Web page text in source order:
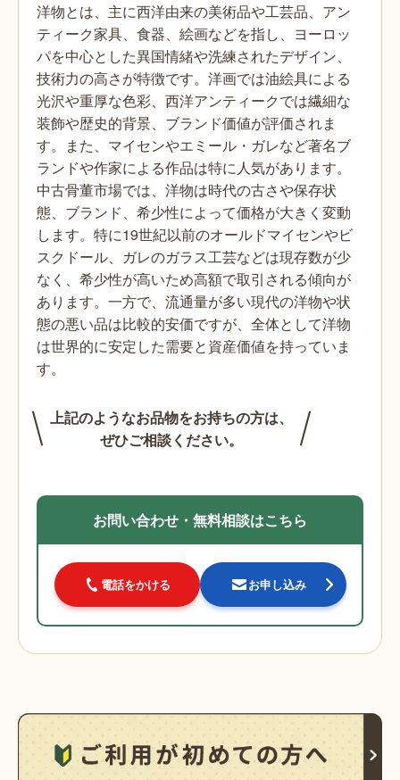
洋物とは、主に西洋由来の美術品や工芸品、アン
ティーク家具、食器、絵画などを指し、ヨーロッ
パを中心とした異国情緒や洗練されたデザイン、
技術力の高さが特徴です。洋画では油絵具による
光沢や重厚な色彩、西洋アンティークでは繊細な
装飾や歴史的背景、ブランド価値が評価されま
す。また、マイセンやエミール・ガレなど著名ブ
ランドや作家による作品は特に人気があります。
中古骨董市場では、洋物は時代の古さや保存状
態、ブランド、希少性によって価格が大きく変動
します。特に19世紀以前のオールドマイセンやビ
スクドール、ガレのガラス工芸などは現存数が少
なく、希少性が高いため高額で取引される傾向が
あります。一方で、流通量が多い現代の洋物や状
態の悪い品は比較的安価ですが、全体として洋物
は世界的に安定した需要と資産価値を持っていま
す。
上記のようなお品物をお持ちの方は、
ぜひご相談ください。
お問い合わせ・無料相談はこちら
電話をかける お申し込み